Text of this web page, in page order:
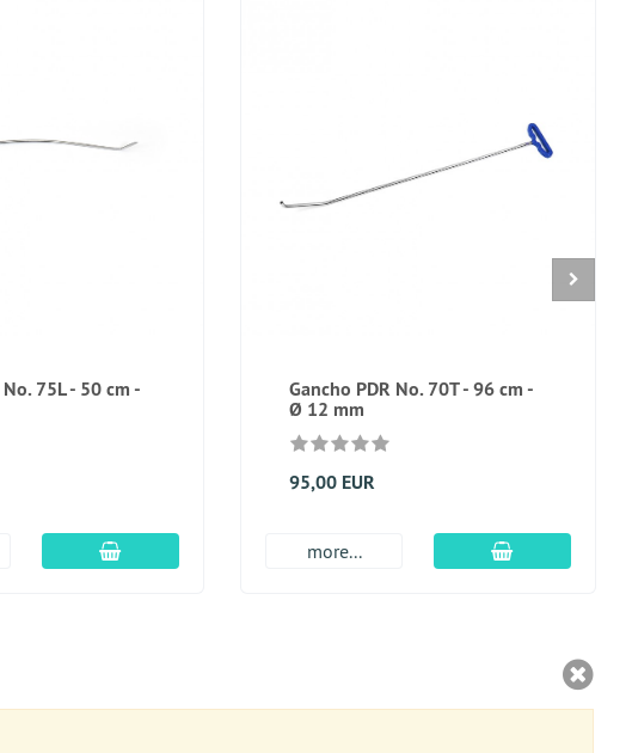
75L - 50 cm -
En el carro de compras
Gancho PDR No. 70T - 96 cm -
Ø 12 mm
95,00 EUR
more... En el carro de